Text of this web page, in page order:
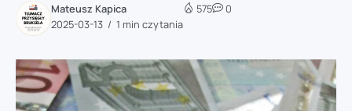
Mateusz Kapica
2025-03-13
1 min czytania
575 0